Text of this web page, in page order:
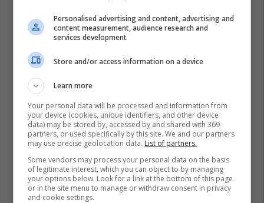
Personalised advertising and content, advertising and
content measurement, audience research and
services development
Store and/or access information on a device
Learn more
Your personal data will be processed and information from
your device (cookies, unique identifiers, and other device
data) may be stored by, accessed by and shared with 369
partners, or used specifically by this site. We and our partners
may use precise geolocation data. List of partners.
Some vendors may process your personal data on the basis
of legitimate interest, which you can object to by managing
your options below. Look for a link at the bottom of this page
or in the site menu to manage or withdraw consent in privacy
and cookie settings.